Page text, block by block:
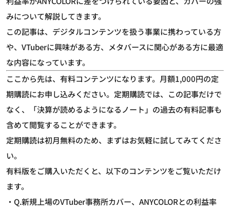
みについて解説してきます。
この記事は、デジタルコンテンツを扱う事業に携わっている方
や、VTuberに興味がある方、メタバースに関心がある方に最適
な内容になっています。
ここから先は、有料コンテンツになります。月額1,000円の定
期購読にお申し込みください。定期購読では、この記事だけで
なく、「決算が読めるようになるノート」の過去の有料記事も
含めて閲覧することができます。
定期購読は初月無料のため、まずはお気軽に試してみてくださ
い。
有料版をご購入いただくと、以下のコンテンツをご覧いただけ
ます。
・Q.新規上場のVTuber事務所カバー、ANYCOLORとの利益率